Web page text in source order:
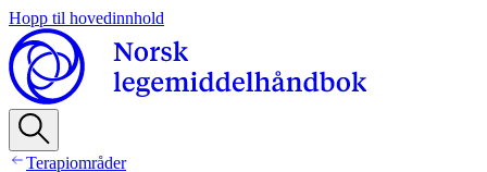
Hopp til hovedinnhold
Terapiområder